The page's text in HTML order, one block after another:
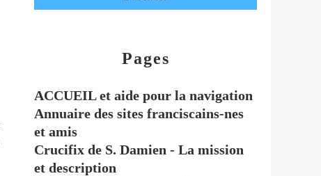
Pages
ACCUEIL et aide pour la navigation
Annuaire des sites franciscains-nes
et amis
Crucifix de S. Damien - La mission
et description